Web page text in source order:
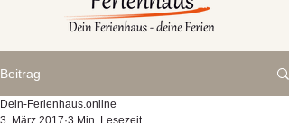
Beitrag
Dein-Ferienhaus.online
3. März 2017 3 Min. Lesezeit